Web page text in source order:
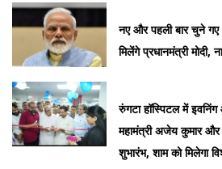
नए और पहली बार चुने
मिलेंगे प्रधानमंत्री मोदी,
रुंगटा हॉस्पिटल में
महामंत्री अजेय कुमार
शुभारंभ, शाम को मिलेगा